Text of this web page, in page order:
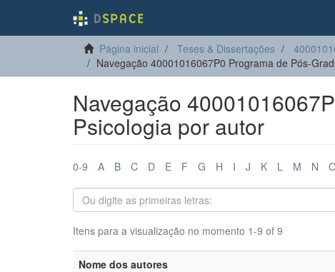
Página inicial Teses & Dissertações
Navegação 40001016067P0 Programa de Pós-
Navegação
Psicologia por autor
0-9 A B C D E F G H I J K L M N
Itens para a visualização no momento 1-9 of 9
Nome dos autores